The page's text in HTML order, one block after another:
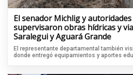
El senador Michlig y autoridades
supervisaron obras hídricas y
Saralegui y Aguará Grande
El representante departamental también
donde entregó equipamientos y aportes